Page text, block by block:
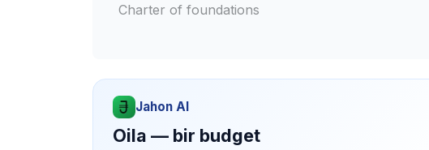
Charter of foundations
Jahon AI
Oila — bir budget